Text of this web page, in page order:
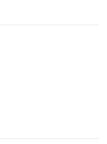
в…
новинки на Euro
Lihuang Footwear
и расположенная в
является
и…